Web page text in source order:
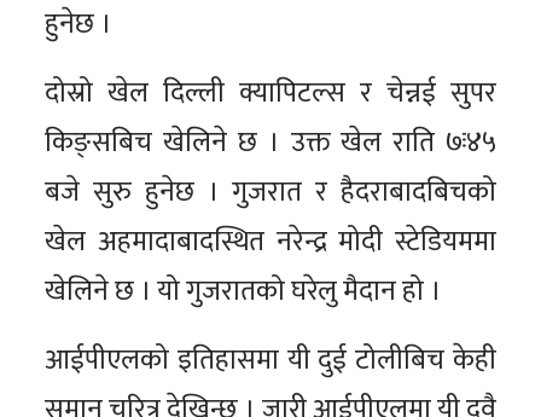
हुनेछ ।
दोस्रो खेल दिल्ली क्यापिटल्स र चेन्नई सुपर
किङ्सबिच खेलिने छ । उक्त खेल राति ७ः४५
बजे सुरु हुनेछ । गुजरात र हैदराबादबिचको
खेल अहमादाबादस्थित नरेन्द्र मोदी स्टेडियममा
खेलिने छ । यो गुजरातको घरेलु मैदान हो ।
आईपीएलको इतिहासमा यी दुई टोलीबिच केही